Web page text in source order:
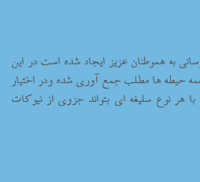
به هموطنان عزیز ایجاد شده است در این
حیطه ها مطلب جمع آوری شده ودر اختیار
هر نوع سلیغه ای بتواند جزوی از نیوکات